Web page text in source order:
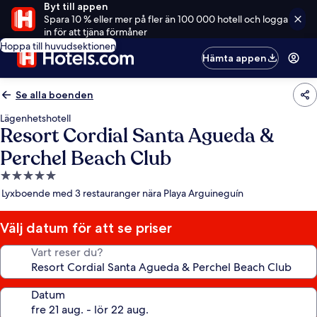
Byt till appen
Spara 10 % eller mer på fler än 100 000 hotell och logga
in för att tjäna förmåner
Hoppa till huvudsektionen
Hämta appen
Se alla boenden
Lägenhetshotell
Resort Cordial Santa Agueda &
Perchel Beach Club
5.0-
stjärnigt
Lyxboende med 3 restauranger nära Playa Arguineguín
Välj datum för att se priser
Vart reser du?
Datum